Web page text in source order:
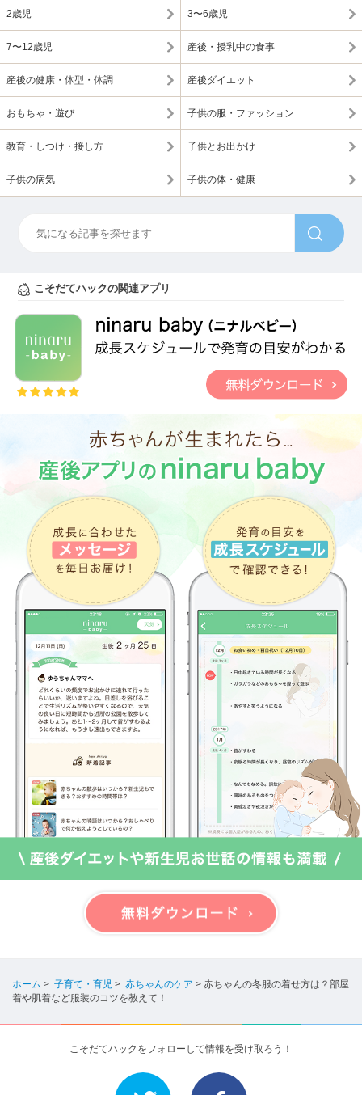
2歳児 3〜6歳児
7〜12歳児 産後・授乳中の食事
産後の健康・体型・体調 産後ダイエット
おもちゃ・遊び 子供の服・ファッション
教育・しつけ・接し方 子供とお出かけ
子供の病気 子供の体・健康
こそだてハックの関連アプリ
ホーム > 子育て・育児 > 赤ちゃんのケア > 赤ちゃんの冬服の着せ方は？部屋
着や肌着など服装のコツを教えて！
こそだてハックをフォローして情報を受け取ろう！